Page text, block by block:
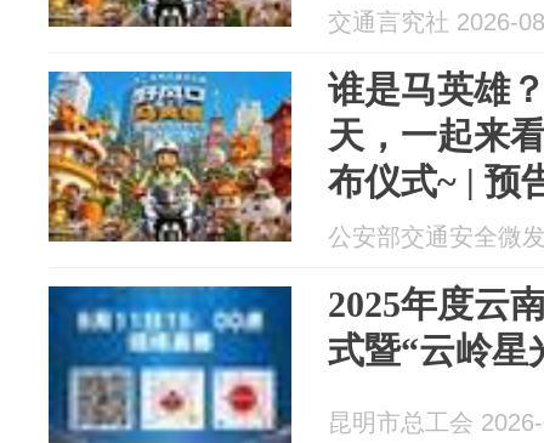
交通言究社 2026-
谁是马英雄
天，一起来
布仪式~ | 预
公安部交通安全微
2025年度云
式暨“云岭星
昆明市总工会